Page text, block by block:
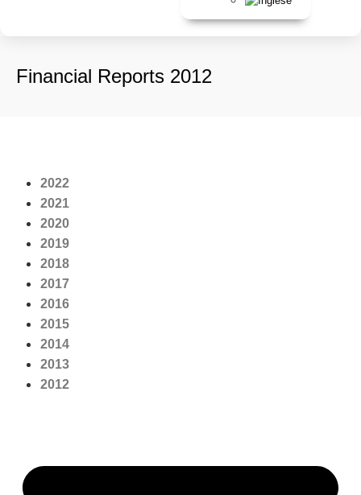
Financial Reports 2012
2022
2021
2020
2019
2018
2017
2016
2015
2014
2013
2012